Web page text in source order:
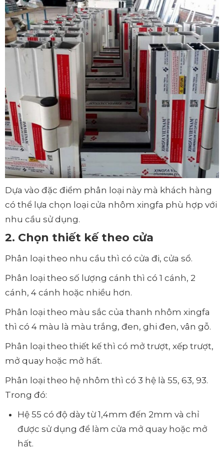
Dựa vào đặc điểm phân loại này mà khách hàng
có thể lựa chọn loại cửa nhôm xingfa phù hợp với
nhu cầu sử dụng.
2. Chọn thiết kế theo cửa
Phân loại theo nhu cầu thì có cửa đi, cửa sổ.
Phân loại theo số lượng cánh thì có 1 cánh, 2
cánh, 4 cánh hoặc nhiều hơn.
Phân loại theo màu sắc của thanh nhôm xingfa
thì có 4 màu là màu trắng, đen, ghi đen, vân gỗ.
Phân loại theo thiết kế thì có mở trượt, xếp trượt,
mở quay hoặc mở hất.
Phân loại theo hệ nhôm thì có 3 hệ là 55, 63, 93.
Trong đó:
Hệ 55 có độ dày từ 1,4mm đến 2mm và chỉ
được sử dụng để làm cửa mở quay hoặc mở
hất.